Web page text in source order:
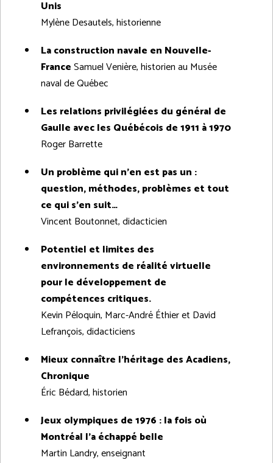
Unis
Mylène Desautels, historienne
La construction navale en Nouvelle-
FranceSamuel Venière, historien au Musée
naval de Québec
Les relations privilégiées du général de
Gaulle avec les Québécois de 1911 à 1970
Roger Barrette
Un problème qui n’en est pas un :
question, méthodes, problèmes et tout
ce qui s’en suit…
Vincent Boutonnet, didacticien
Potentiel et limites des
environnements de réalité virtuelle
pour le développement de
compétences critiques.
Kevin Péloquin, Marc-André Éthier et David
Lefrançois, didacticiens
Mieux connaître l'héritage des Acadiens,
Chronique
Éric Bédard, historien
Jeux olympiques de 1976 : la fois où
Montréal l’a échappé belle
Martin Landry, enseignant